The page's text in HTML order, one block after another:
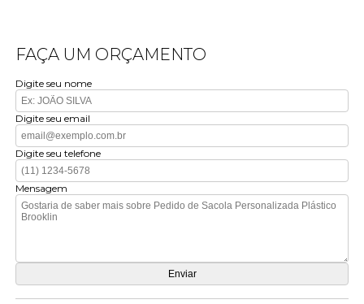
FAÇA UM ORÇAMENTO
Digite seu nome
Digite seu email
Digite seu telefone
Mensagem